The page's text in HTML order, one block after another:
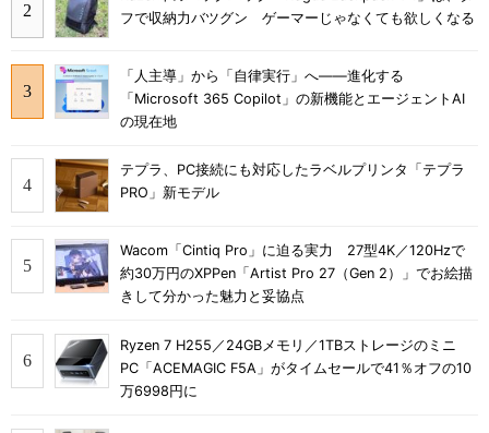
フで収納力バツグン ゲーマーじゃなくても欲しくなる
「人主導」から「自律実行」へ――進化する
「Microsoft 365 Copilot」の新機能とエージェントAI
の現在地
テプラ、PC接続にも対応したラベルプリンタ「テプラ
PRO」新モデル
Wacom「Cintiq Pro」に迫る実力 27型4K／120Hzで
約30万円のXPPen「Artist Pro 27（Gen 2）」でお絵描
きして分かった魅力と妥協点
Ryzen 7 H255／24GBメモリ／1TBストレージのミニ
PC「ACEMAGIC F5A」がタイムセールで41％オフの10
万6998円に